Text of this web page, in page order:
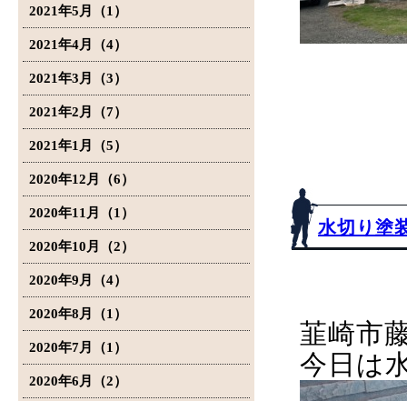
2021年5月（1）
2021年4月（4）
2021年3月（3）
2021年2月（7）
2021年1月（5）
2020年12月（6）
2020年11月（1）
2020年10月（2）
2020年9月（4）
2020年8月（1）
2020年7月（1）
2020年6月（2）
水切り塗
韮崎市
今日は